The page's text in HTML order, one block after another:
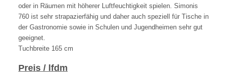
oder in Räumen mit höherer Luftfeuchtigkeit spielen. Simonis
760 ist sehr strapazierfähig und daher auch speziell für Tische in
der Gastronomie sowie in Schulen und Jugendheimen sehr gut
geeignet.
Tuchbreite 165 cm
Preis / lfdm